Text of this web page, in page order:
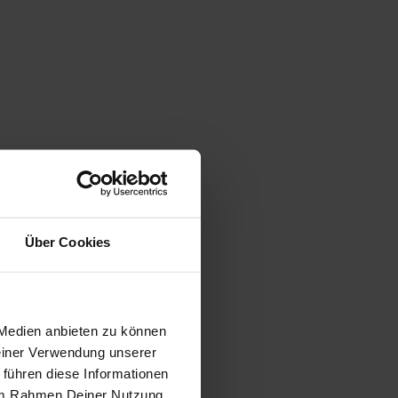
Über Cookies
anbieten zu können
Verwendung unserer
diese Informationen
Rahmen Deiner Nutzung